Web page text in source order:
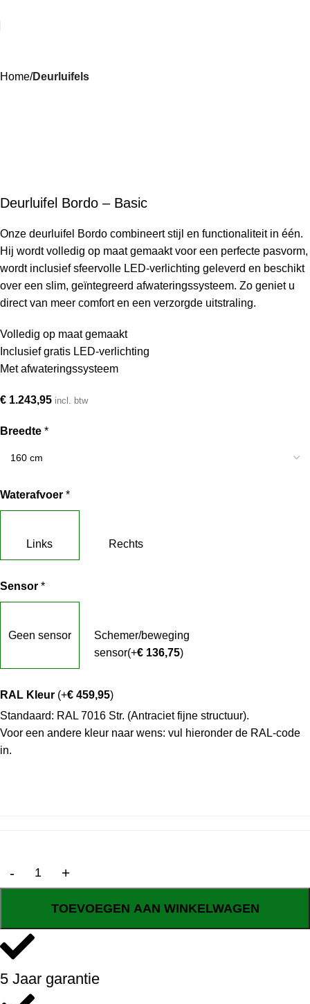
Home Deurluifels
Deurluifel Bordo – Basic
Onze deurluifel Bordo combineert stijl en functionaliteit in één.
Hij wordt volledig op maat gemaakt voor een perfecte pasvorm,
wordt inclusief sfeervolle LED-verlichting geleverd en beschikt
over een slim, geïntegreerd afwateringssysteem. Zo geniet u
direct van meer comfort en een verzorgde uitstraling.
Volledig op maat gemaakt
Inclusief gratis LED-verlichting
Met afwateringssysteem
€ 1.243,95 incl. btw
Breedte *
Waterafvoer *
Links Rechts
Sensor *
Geen sensor
Schemer/beweging
sensor(+€136,75)
RAL Kleur (+€ 459,95)
Standaard: RAL 7016 Str. (Antraciet fijne structuur).
Voor een andere kleur naar wens: vul hieronder de RAL-code
in.
TOEVOEGEN AAN WINKELWAGEN
5 Jaar garantie